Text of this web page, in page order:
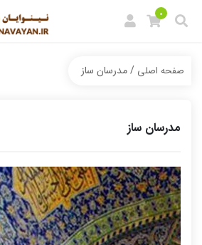
0
صفحه اصلی / مدرسان ساز
مدرسان ساز